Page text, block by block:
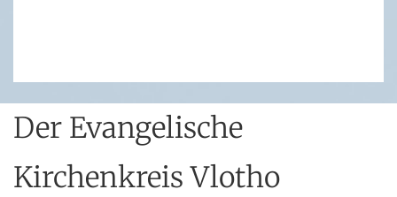
Der Evangelische
Kirchenkreis Vlotho